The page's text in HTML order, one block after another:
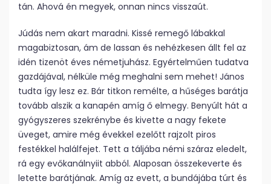
tán. Ahová én megyek, onnan nincs visszaút.
Júdás nem akart maradni. Kissé remegő lábakkal
magabiztosan, ám de lassan és nehézkesen állt fel az
idén tizenöt éves németjuhász. Egyértelműen tudatva
gazdájával, nélküle még meghalni sem mehet! János
tudta így lesz ez. Bár titkon remélte, a hűséges barátja
tovább alszik a kanapén amíg ő elmegy. Benyúlt hát a
gyógyszeres szekrénybe és kivette a nagy fekete
üveget, amire még évekkel ezelőtt rajzolt piros
festékkel halálfejet. Tett a táljába némi száraz eledelt,
rá egy evőkanálnyiit abból. Alaposan összekeverte és
letette barátjának. Amíg az evett, a bundájába túrt és